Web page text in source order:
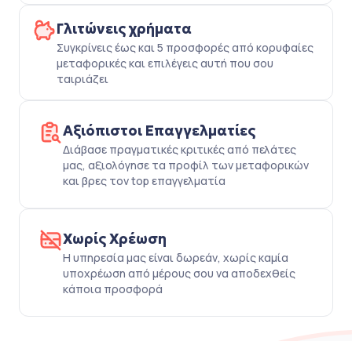
Γλιτώνεις χρήματα
Συγκρίνεις έως και 5 προσφορές από κορυφαίες
μεταφορικές και επιλέγεις αυτή που σου
ταιριάζει
Αξιόπιστοι Επαγγελματίες
Διάβασε πραγματικές κριτικές από πελάτες
μας, αξιολόγησε τα προφίλ των μεταφορικών
και βρες τον top επαγγελματία
Χωρίς Χρέωση
Η υπηρεσία μας είναι δωρεάν, χωρίς καμία
υποχρέωση από μέρους σου να αποδεχθείς
κάποια προσφορά